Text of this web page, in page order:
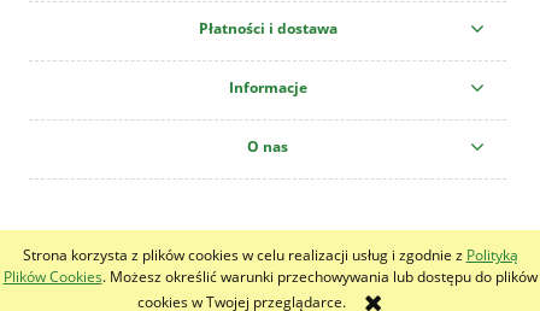
Strona korzysta z plików cookies w celu realizacji usług i zgodnie z Polityką
Plików Cookies. Możesz określić warunki przechowywania lub dostępu do plików
cookies w Twojej przeglądarce.
Płatności i dostawa
Informacje
O nas
pokaż pełną wersję strony